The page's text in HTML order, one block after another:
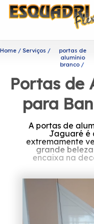
Home Serviços
portas de
alumínio
branco
Portas de
para
A portas de
Jaguaré é
extremamente
grande
encaixa na
Saiba